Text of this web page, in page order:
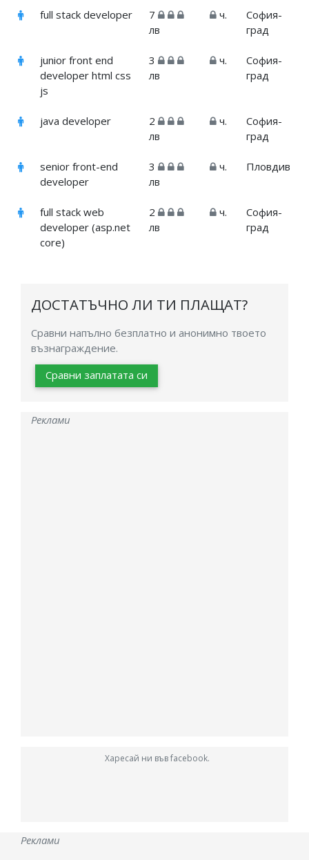
full stack developer
7
лв
ч.
София-
град
junior front end
developer html css
js
3
лв
ч.
София-
град
java developer
2
лв
ч.
София-
град
senior front-end
developer
3
лв
ч. Пловдив
full stack web
developer (asp.net
core)
2
лв
ч.
София-
град
ДОСТАТЪЧНО ЛИ ТИ ПЛАЩАТ?
Сравни напълно безплатно и анонимно твоето
възнаграждение.
Сравни заплатата си
Реклами
Харесай ни във facebook.
Реклами